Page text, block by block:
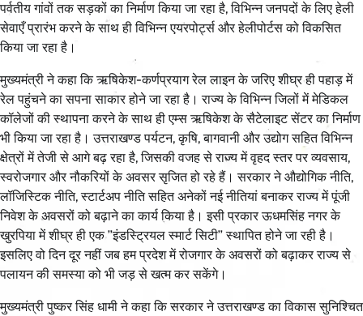
पर्वतीय गांवों तक सड़कों का निर्माण किया जा रहा है, विभिन्न जनपदों के लिए हेली
सेवाएँ प्रारंभ करने के साथ ही विभिन्न एयरपोर्ट्स और हेलीपोर्टस को विकसित
किया जा रहा है।
मुख्यमंत्री ने कहा कि ऋषिकेश-कर्णप्रयाग रेल लाइन के जरिए शीघ्र ही पहाड़ में
रेल पहुंचने का सपना साकार होने जा रहा है। राज्य के विभिन्न जिलों में मेडिकल
कॉलेजों की स्थापना करने के साथ ही एम्स ऋषिकेश के सैटेलाइट सेंटर का निर्माण
भी किया जा रहा है। उत्तराखण्ड पर्यटन, कृषि, बागवानी और उद्योग सहित विभिन्न
क्षेत्रों में तेजी से आगे बढ़ रहा है, जिसकी वजह से राज्य में वृहद स्तर पर व्यवसाय,
स्वरोजगार और नौकरियों के अवसर सृजित हो रहे हैं। सरकार ने औद्योगिक नीति,
लॉजिस्टिक नीति, स्टार्टअप नीति सहित अनेकों नई नीतियां बनाकर राज्य में पूंजी
निवेश के अवसरों को बढ़ाने का कार्य किया है। इसी प्रकार ऊधमसिंह नगर के
खुरपिया में शीघ्र ही एक ’’इंडस्ट्रियल स्मार्ट सिटी’’ स्थापित होने जा रही है।
इसलिए वो दिन दूर नहीं जब हम प्रदेश में रोजगार के अवसरों को बढ़ाकर राज्य से
पलायन की समस्या को भी जड़ से खत्म कर सकेंगे।
मुख्यमंत्री पुष्कर सिंह धामी ने कहा कि सरकार ने उत्तराखण्ड का विकास सुनिश्चित